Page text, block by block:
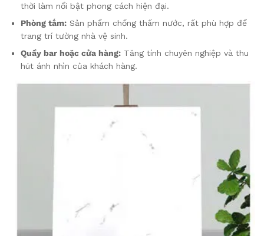
thời làm nổi bật phong cách hiện đại.
Phòng tắm: Sản phẩm chống thấm nước, rất phù hợp để
trang trí tường nhà vệ sinh.
Quầy bar hoặc cửa hàng: Tăng tính chuyên nghiệp và thu
hút ánh nhìn của khách hàng.